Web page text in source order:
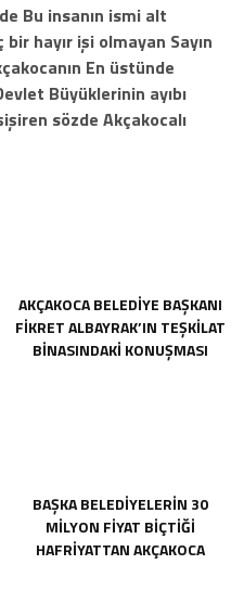
Bu insanın ismi alt
bir hayır işi olmayan Sayın
En üstünde
Büyüklerinin ayıbı
sözde Akçakocalı
AKÇAKOCA BELEDIYE BAŞKANI
FIKRET ALBAYRAK’IN TEŞKILAT
BINASINDAKI KONUŞMASI
BAŞKA BELEDIYELERIN 30
MILYON FIYAT BIÇTIĞI
HAFRIYATTAN AKÇAKOCA